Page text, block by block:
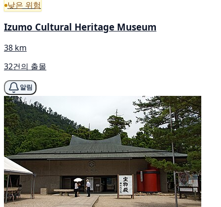
낮은 위험
Izumo Cultural Heritage Museum
38 km
32건의 출몰
알림